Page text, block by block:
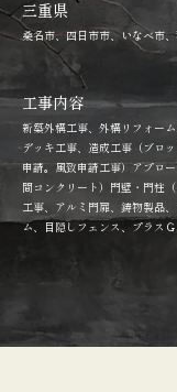
三重県
桑名市、四日市市、いなべ市
工事内容
新築外構工事、外構リフォー
デッキ工事、造成工事（ブロ
申請。風致申請工事）アプロ
間コンクリート）門壁・門柱
工事、アルミ門扉、鋳物製品
ム、目隠しフェンス、プラス